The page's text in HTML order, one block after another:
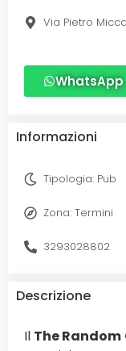
Via Pietro
WhatsApp
Informazioni
Tipologia: Pub
Zona: Termini
3293028802
Descrizione
Il The Random